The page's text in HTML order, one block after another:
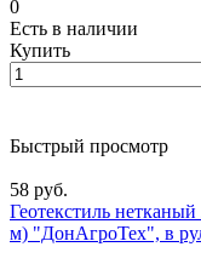
0
Есть в наличии
Купить
Быстрый просмотр
58 руб.
Геотекстиль
м) "ДонАгроТех", в